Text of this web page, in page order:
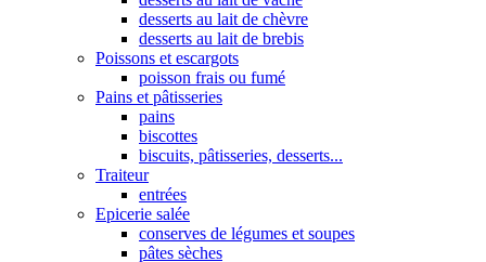
desserts au lait de chèvre
desserts au lait de brebis
Poissons et escargots
poisson frais ou fumé
Pains et pâtisseries
pains
biscottes
biscuits, pâtisseries, desserts...
Traiteur
entrées
Epicerie salée
conserves de légumes et soupes
pâtes sèches